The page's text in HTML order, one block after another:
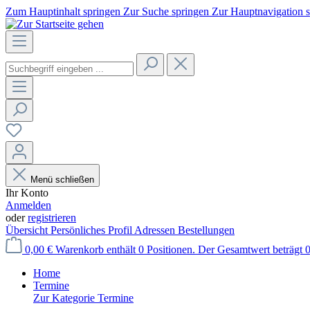
Zum Hauptinhalt springen Zur Suche springen Zur Hauptnavigation
Menü schließen
Ihr Konto
Anmelden
oderregistrieren
Übersicht Persönliches Profil Adressen Bestellungen
0,00 € Warenkorb enthält 0 Positionen. Der Gesamtwert beträgt
Home
Termine
Zur Kategorie Termine